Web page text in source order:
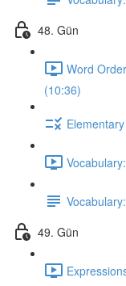
48. Gün
Word
(10:36)
49. Gün